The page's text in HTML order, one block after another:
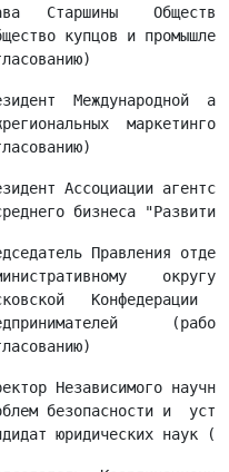
купцов и
Международной
Ассоциации агентств
Правления
Конфедерации
Независимого
безопасности и